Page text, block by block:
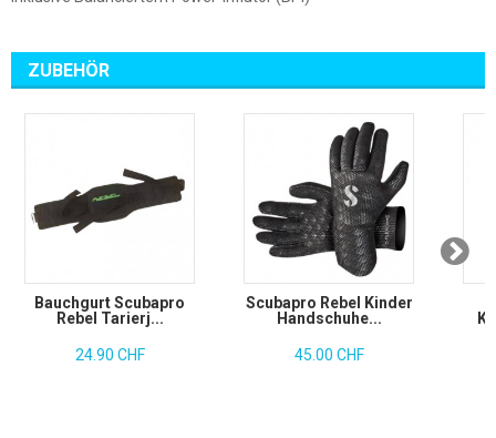
ZUBEHÖR
Bauchgurt Scubapro
Rebel Tarierj...
24.90 CHF
Scubapro Rebel Kinder
Handschuhe...
45.00 CHF